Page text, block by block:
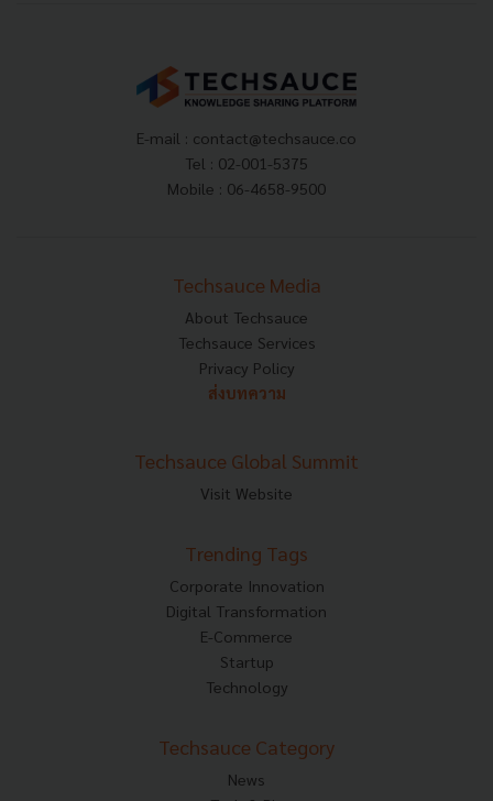
E-mail : contact@techsauce.co
Tel : 02-001-5375
Mobile : 06-4658-9500
Techsauce Media
About Techsauce
Techsauce Services
Privacy Policy
ส่งบทความ
Techsauce Global Summit
Visit Website
Trending Tags
Corporate Innovation
Digital Transformation
E-Commerce
Startup
Technology
Techsauce Category
News